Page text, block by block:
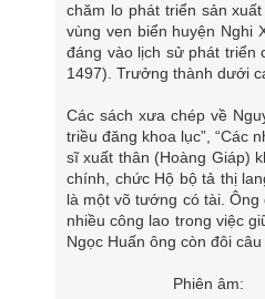
chăm lo phát triển sản
vùng ven biển huyện Nghi
đáng vào lịch sử phát triển
1497). Trưởng thành dưới
Các sách xưa chép về
triều đăng khoa lục”, “Các
sĩ xuất thân (Hoàng Giáp)
chính, chức Hộ bộ tả thị
là một võ tướng có tài.
nhiều công lao trong việc
Ngọc Huấn ông còn đôi
Phiên âm: